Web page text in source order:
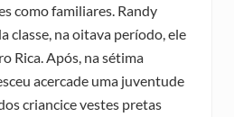
como familiares. Randy
classe, na oitava período, ele
Rica. Após, na sétima
acercade uma juventude
criancice vestes pretas